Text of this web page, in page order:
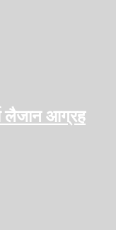
लैजान आग्रह